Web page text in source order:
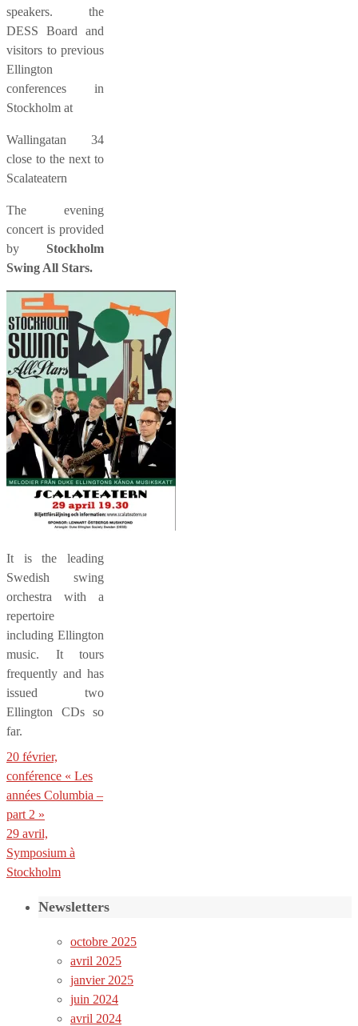
speakers. the
DESS Board and
visitors to previous
Ellington
conferences in
Stockholm at
Wallingatan 34
close to the next to
Scalateatern
The evening
concert is provided
by Stockholm
Swing All Stars.
It is the leading
Swedish swing
orchestra with a
repertoire
including Ellington
music. It tours
frequently and has
issued two
Ellington CDs so
far.
20 février,
conférence « Les
années Columbia –
part 2 »
29 avril,
Symposium à
Stockholm
Newsletters
octobre 2025
avril 2025
janvier 2025
juin 2024
avril 2024